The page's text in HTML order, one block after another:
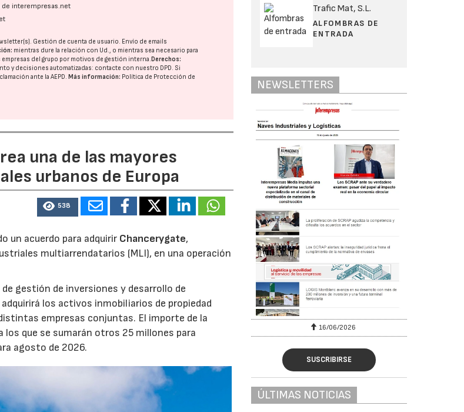
interempresas.net
Gestión de cuenta de usuario. Envío de emails
mientras dure la relación con Ud., o mientras sea necesario para
empresas del grupo por motivos de gestión interna. Derechos:
y decisiones automatizadas: contacte con nuestro DPD. Si
ante laAEPD. Más información: Política de Protección de
una de las mayores
urbanos de Europa
538
un acuerdo para adquirir Chancerygate,
multiarrendatarios (MLI), en una operación
gestión de inversiones y desarrollo de
los activos inmobiliarios de propiedad
empresas conjuntas. El importe de la
que se sumarán otros 25 millones para
agosto de 2026.
Trafic Mat, S.L.
ALFOMBRAS DE
ENTRADA
NEWSLETTERS
16/06/2026 16/06/2026
SUSCRIBIRSE
ÚLTIMAS NOTICIAS